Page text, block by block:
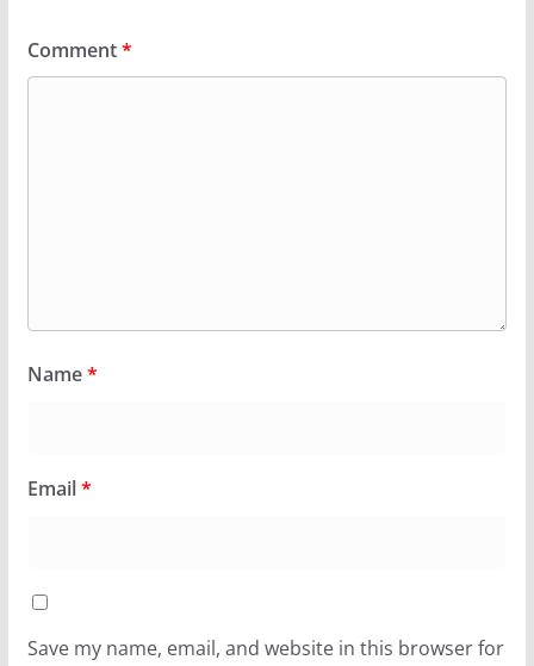
Comment*
Name*
Email*
Save my name, email, and website in this browser for